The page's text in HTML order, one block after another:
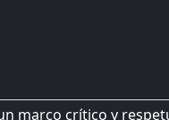
marco crítico y